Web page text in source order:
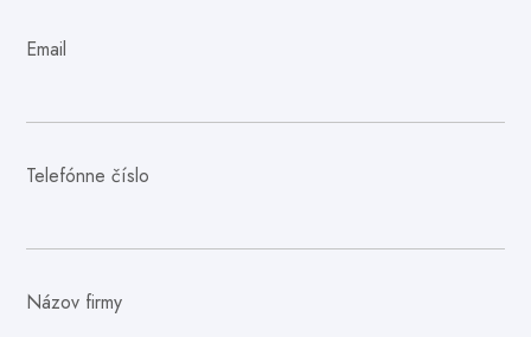
Email
Telefónne číslo
Názov firmy